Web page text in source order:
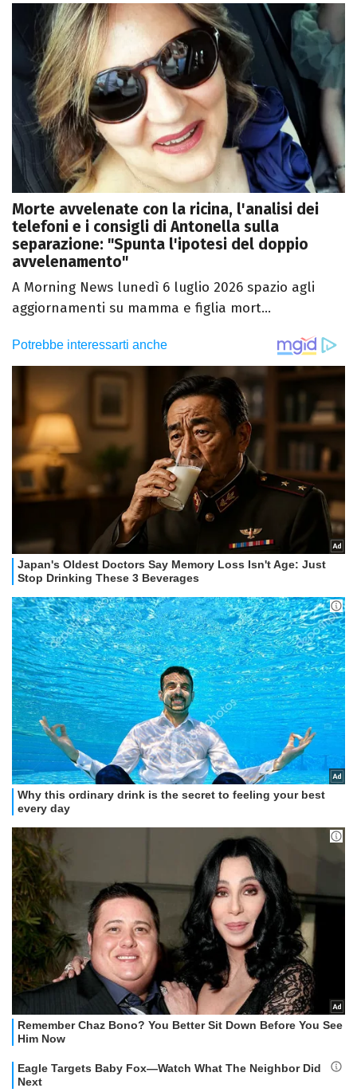
Morte avvelenate con la ricina, l'analisi dei
telefoni e i consigli di Antonella sulla
separazione: "Spunta l'ipotesi del doppio
avvelenamento"
A Morning News lunedì 6 luglio 2026 spazio agli
aggiornamenti su mamma e figlia mort...